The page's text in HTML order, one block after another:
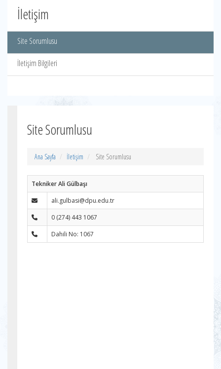
İletişim
Site Sorumlusu
İletişim Bilgileri
Site Sorumlusu
Ana Sayfa İletişim Site Sorumlusu
Tekniker Ali Gülbaşı
ali.gulbasi@dpu.edu.tr
0 (274) 443 1067
Dahili No: 1067